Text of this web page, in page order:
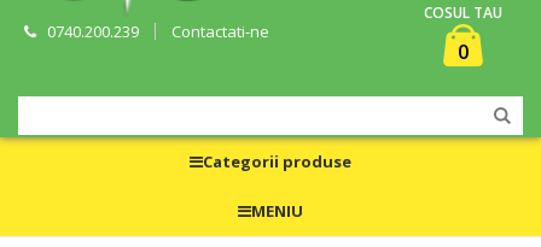
0740.200.239 Contactati-ne
COSUL TAU
0
Categorii produse
MENIU